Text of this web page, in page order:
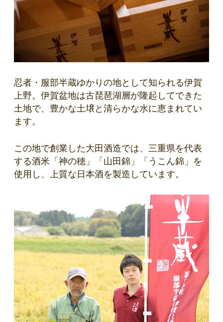
忍者・服部半蔵ゆかりの地として知られる伊賀
上野。伊賀盆地は古琵琶湖層が隆起してできた
土地で、豊かな土壌と清らかな水に恵まれてい
ます。
この地で創業した大田酒造では、三重県を代表
する酒米「神の穂」「山田錦」「うこん錦」を
使用し、上質な日本酒を製造しています。